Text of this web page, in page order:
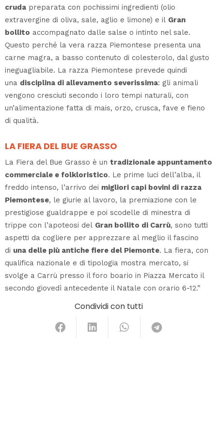
cruda preparata con pochissimi ingredienti (olio
extravergine di oliva, sale, aglio e limone) e il Gran
bollito accompagnato dalle salse o intinto nel sale.
Questo perché la vera razza Piemontese presenta una
carne magra, a basso contenuto di colesterolo, dal gusto
ineguagliabile. La razza Piemontese prevede quindi
una disciplina di allevamento severissima: gli animali
vengono cresciuti secondo i loro tempi naturali, con
un’alimentazione fatta di mais, orzo, crusca, fave e fieno
di qualità.
LA FIERA DEL BUE GRASSO
La Fiera del Bue Grasso è un tradizionale appuntamento
commerciale e folkloristico. Le prime luci dell’alba, il
freddo intenso, l’arrivo dei migliori capi bovini di razza
Piemontese, le giurie al lavoro, la premiazione con le
prestigiose gualdrappe e poi scodelle di minestra di
trippe con l’apoteosi del Gran bollito di Carrù, sono tutti
aspetti da cogliere per apprezzare al meglio il fascino
di una delle più antiche fiere del Piemonte. La fiera, con
qualifica nazionale e di tipologia mostra mercato, si
svolge a Carrù presso il foro boario in Piazza Mercato il
secondo giovedì antecedente il Natale con orario 6-12.”
Condividi con tutti